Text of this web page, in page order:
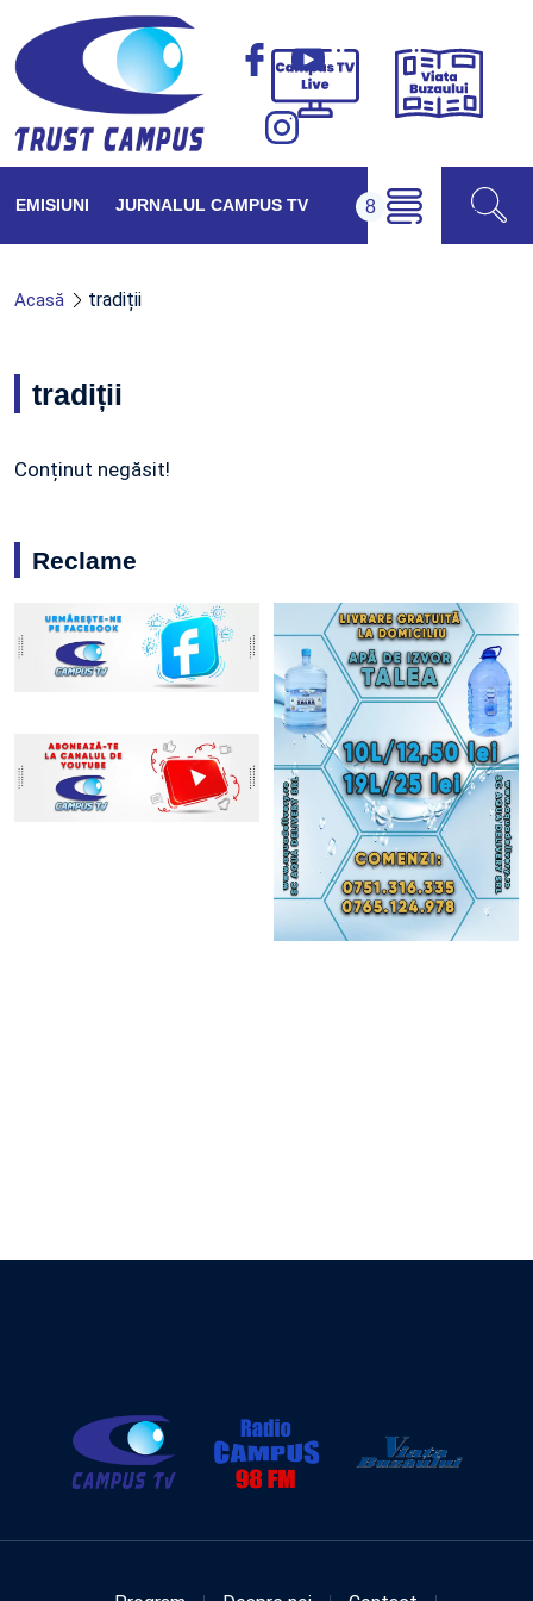
Campus
Viața
EMISIUNI JURNALUL CAMPUS TV
Acasă tradiții
tradiții
Conținut negăsit!
Reclame